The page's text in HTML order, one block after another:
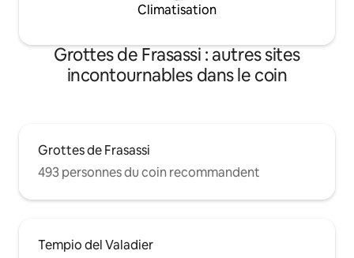
Climatisation
Grottes de Frasassi : autres sites
incontournables dans le coin
Grottes de Frasassi
493 personnes du coin recommandent
Tempio del Valadier